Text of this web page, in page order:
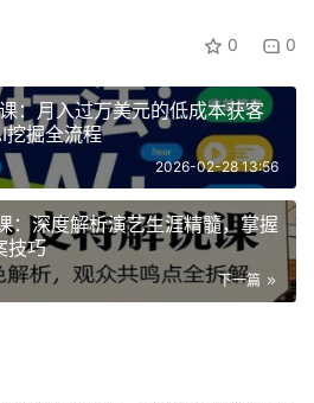
0 0
：月入过万美元的低成本获客
挖掘全流程
2026-02-28 13:56
：深度解析演艺生涯精髓，掌握
技巧
下一篇